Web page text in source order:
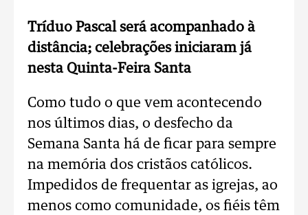
Tríduo Pascal será acompanhado à
distância; celebrações iniciaram já
nesta Quinta-Feira Santa
Como tudo o que vem acontecendo
nos últimos dias, o desfecho da
Semana Santa há de ficar para sempre
na memória dos cristãos católicos.
Impedidos de frequentar as igrejas, ao
menos como comunidade, os fiéis têm